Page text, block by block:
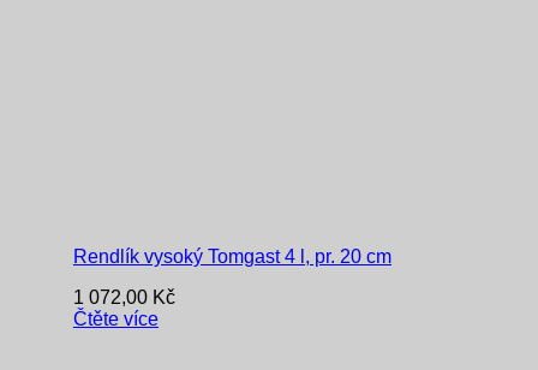
Rendlík vysoký Tomgast 4 l, pr. 20 cm
1 072,00 Kč
Čtěte více